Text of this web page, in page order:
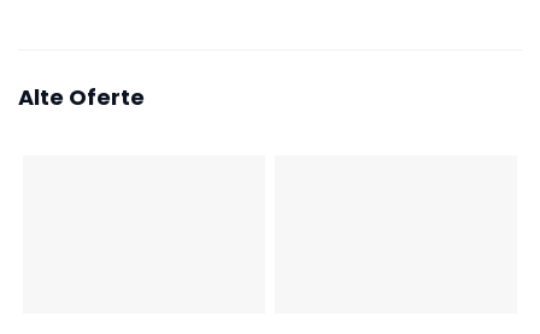
Alte Oferte